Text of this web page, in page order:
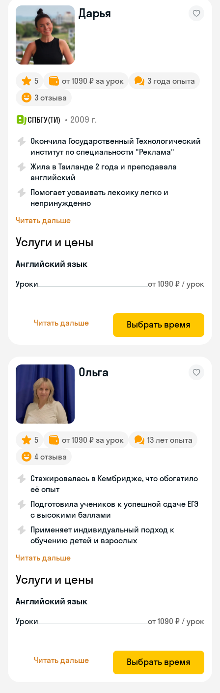
Дарья
5 от 1090 ₽ за урок
3 года опыта
3 отзыва
СПБГУ(ТИ) • 2009 г.
Окончила Государственный Технологический
институт по специальности "Реклама"
Жила в Таиланде 2 года и преподавала
английский
Помогает усваивать лексику легко и
непринужденно
Читать дальше
Услуги и цены
Английский язык
Уроки от 1090 ₽ / урок
Читать дальше Выбрать время
Ольга
5 от 1090 ₽ за урок
13 лет опыта
4 отзыва
Стажировалась в Кембридже, что обогатило
её опыт
Подготовила учеников к успешной сдаче ЕГЭ
с высокими баллами
Применяет индивидуальный подход к
обучению детей и взрослых
Читать дальше
Услуги и цены
Английский язык
Уроки от 1090 ₽ / урок
Читать дальше Выбрать время